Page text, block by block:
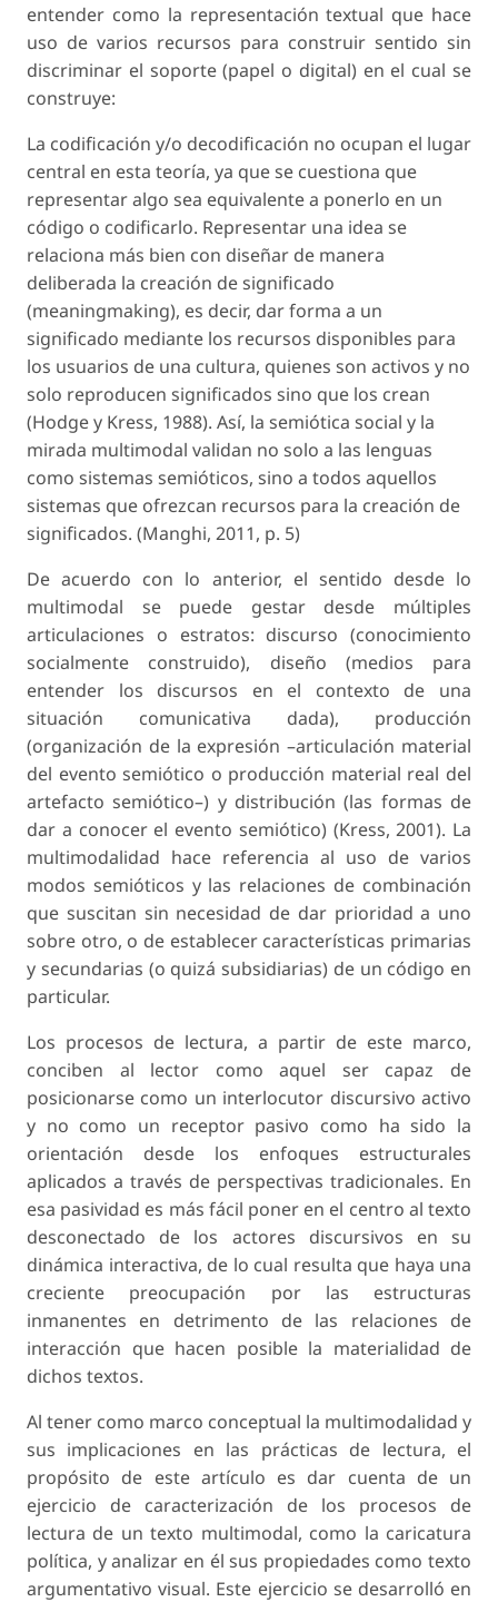
entender como la representación textual que hace
uso de varios recursos para construir sentido sin
discriminar el soporte (papel o digital) en el cual se
construye:
La codificación y/o decodificación no ocupan el lugar
central en esta teoría, ya que se cuestiona que
representar algo sea equivalente a ponerlo en un
código o codificarlo. Representar una idea se
relaciona más bien con diseñar de manera
deliberada la creación de significado
(meaningmaking), es decir, dar forma a un
significado mediante los recursos disponibles para
los usuarios de una cultura, quienes son activos y no
solo reproducen significados sino que los crean
(Hodge y Kress, 1988). Así, la semiótica social y la
mirada multimodal validan no solo a las lenguas
como sistemas semióticos, sino a todos aquellos
sistemas que ofrezcan recursos para la creación de
significados. (Manghi, 2011, p. 5)
De acuerdo con lo anterior, el sentido desde lo
multimodal se puede gestar desde múltiples
articulaciones o estratos: discurso (conocimiento
socialmente construido), diseño (medios para
entender los discursos en el contexto de una
situación comunicativa dada), producción
(organización de la expresión –articulación material
del evento semiótico o producción material real del
artefacto semiótico–) y distribución (las formas de
dar a conocer el evento semiótico) (Kress, 2001). La
multimodalidad hace referencia al uso de varios
modos semióticos y las relaciones de combinación
que suscitan sin necesidad de dar prioridad a uno
sobre otro, o de establecer características primarias
y secundarias (o quizá subsidiarias) de un código en
particular.
Los procesos de lectura, a partir de este marco,
conciben al lector como aquel ser capaz de
posicionarse como un interlocutor discursivo activo
y no como un receptor pasivo como ha sido la
orientación desde los enfoques estructurales
aplicados a través de perspectivas tradicionales. En
esa pasividad es más fácil poner en el centro al texto
desconectado de los actores discursivos en su
dinámica interactiva, de lo cual resulta que haya una
creciente preocupación por las estructuras
inmanentes en detrimento de las relaciones de
interacción que hacen posible la materialidad de
dichos textos.
Al tener como marco conceptual la multimodalidad y
sus implicaciones en las prácticas de lectura, el
propósito de este artículo es dar cuenta de un
ejercicio de caracterización de los procesos de
lectura de un texto multimodal, como la caricatura
política, y analizar en él sus propiedades como texto
argumentativo visual. Este ejercicio se desarrolló en